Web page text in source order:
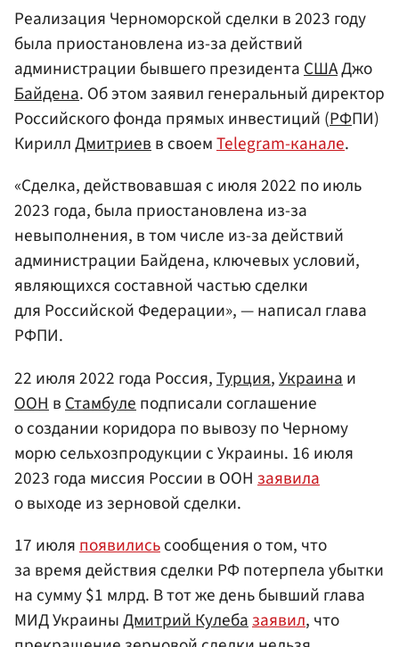
Реализация Черноморской сделки в 2023 году
была приостановлена из-за действий
администрации бывшего президентаСШАДжо
Байдена. Об этом заявил генеральный директор
Российского фонда прямых инвестиций (РФПИ)
КириллДмитриевв своемTelegram-канале.
«Сделка, действовавшая с июля 2022 по июль
2023 года, была приостановлена из-за
невыполнения, в том числе из-за действий
администрации Байдена, ключевых условий,
являющихся составной частью сделки
для Российской Федерации», — написал глава
РФПИ.
22 июля 2022 года Россия,Турция,Украина и
ООН в Стамбуле подписали соглашение
о создании коридора по вывозу по Черному
морю сельхозпродукции с Украины. 16 июля
2023 года миссия России в ООН заявила
о выходе из зерновой сделки.
17 июляпоявилисьсообщения о том, что
за время действия сделки РФ потерпела убытки
на сумму $1 млрд. В тот же день бывший глава
МИД УкраиныДмитрий Кулебазаявил, что